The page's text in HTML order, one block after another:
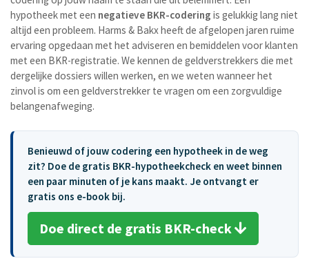
hypotheek met een negatieve BKR-codering is gelukkig lang niet
altijd een probleem. Harms & Bakx heeft de afgelopen jaren ruime
ervaring opgedaan met het adviseren en bemiddelen voor klanten
met een BKR-registratie. We kennen de geldverstrekkers die met
dergelijke dossiers willen werken, en we weten wanneer het
zinvol is om een geldverstrekker te vragen om een zorgvuldige
belangenafweging.
Benieuwd of jouw codering een hypotheek in de weg
zit? Doe de gratis BKR-hypotheekcheck en weet binnen
een paar minuten of je kans maakt. Je ontvangt er
gratis ons e-book bij.
Doe direct de gratis BKR-check